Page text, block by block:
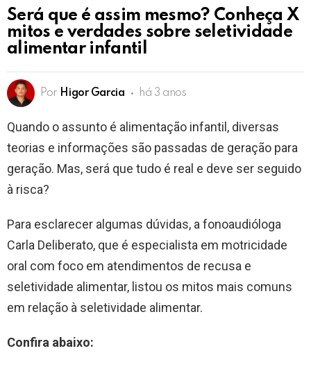
Será que é assim mesmo? Conheça X
mitos e verdades sobre seletividade
alimentar infantil
Por Higor Garcia há 3 anos
Quando o assunto é alimentação infantil, diversas
teorias e informações são passadas de geração para
geração. Mas, será que tudo é real e deve ser seguido
à risca?
Para esclarecer algumas dúvidas, a fonoaudióloga
Carla Deliberato, que é especialista em motricidade
oral com foco em atendimentos de recusa e
seletividade alimentar, listou os mitos mais comuns
em relação à seletividade alimentar.
Confira abaixo: